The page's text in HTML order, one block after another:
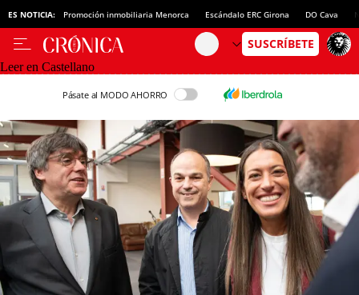
ES NOTICIA: Promoción inmobiliaria Menorca Escándalo ERC Girona DO Cava
Leer en Castellano
Pásate al MODO AHORRO